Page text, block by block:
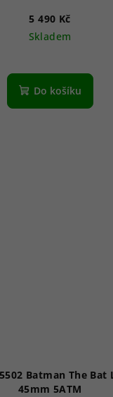
5 490 Kč
Skladem
hodnocení
produktu
Do košíku
Batman The
45mm 5ATM